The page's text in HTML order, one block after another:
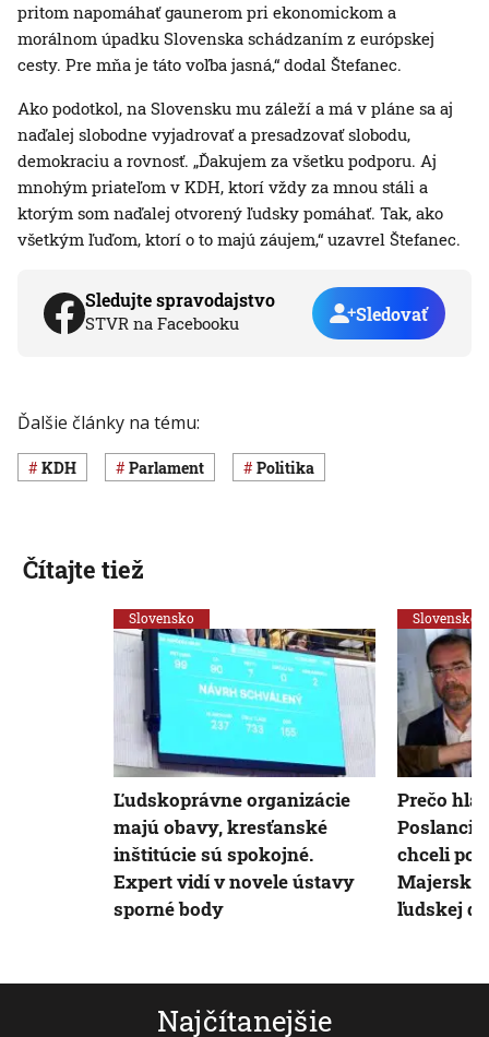
pritom napomáhať gaunerom pri ekonomickom a
morálnom úpadku Slovenska schádzaním z európskej
cesty. Pre mňa je táto voľba jasná,“ dodal Štefanec.
Ako podotkol, na Slovensku mu záleží a má v pláne sa aj
naďalej slobodne vyjadrovať a presadzovať slobodu,
demokraciu a rovnosť. „Ďakujem za všetku podporu. Aj
mnohým priateľom v KDH, ktorí vždy za mnou stáli a
ktorým som naďalej otvorený ľudsky pomáhať. Tak, ako
všetkým ľuďom, ktorí o to majú záujem,“ uzavrel Štefanec.
Sledujte spravodajstvo
STVR na Facebooku Sledovať
Ďalšie články na tému:
KDH Parlament Politika
Najčítanejšie
Čítajte tiež
Slovensko
Ľudskoprávne organizácie
majú obavy, kresťanské
inštitúcie sú spokojné.
Expert vidí v novele ústavy
sporné body
Slovensko
Prečo
Poslanci
chceli
Majerský
ľudskej